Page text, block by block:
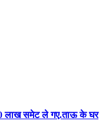
लाख समेट ले गए.ताऊ के घर